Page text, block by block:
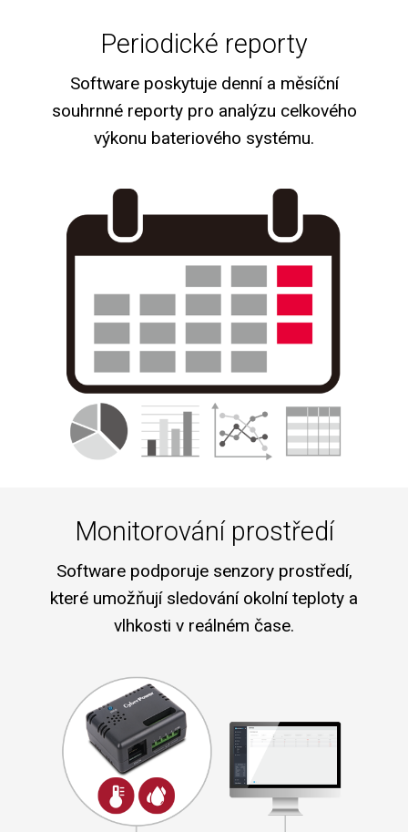
Periodické reporty
Software poskytuje denní a měsíční
souhrnné reporty pro analýzu celkového
výkonu bateriového systému.
Monitorování prostředí
Software podporuje senzory prostředí,
které umožňují sledování okolní teploty a
vlhkosti v reálném čase.